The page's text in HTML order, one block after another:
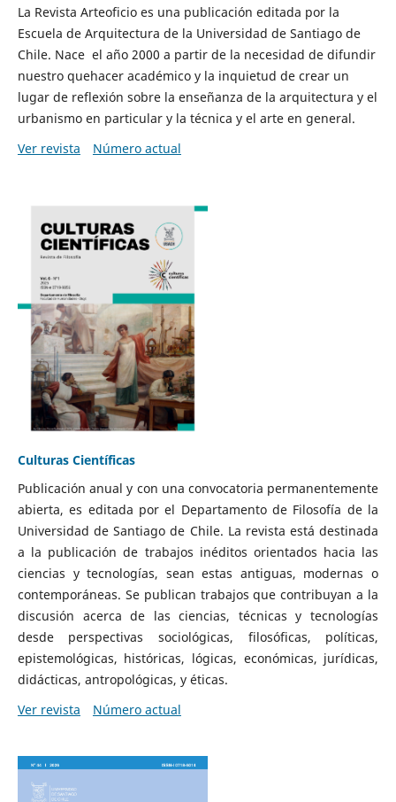
La Revista Arteoficio es una publicación editada por la
Escuela de Arquitectura de la Universidad de Santiago de
Chile. Nace el año 2000 a partir de la necesidad de difundir
nuestro quehacer académico y la inquietud de crear un
lugar de reflexión sobre la enseñanza de la arquitectura y el
urbanismo en particular y la técnica y el arte en general.
Ver revista
Número actual
Culturas Científicas
Publicación anual y con una convocatoria permanentemente
abierta, es editada por el Departamento de Filosofía de la
Universidad de Santiago de Chile. La revista está destinada
a la publicación de trabajos inéditos orientados hacia las
ciencias y tecnologías, sean estas antiguas, modernas o
contemporáneas. Se publican trabajos que contribuyan a la
discusión acerca de las ciencias, técnicas y tecnologías
desde perspectivas sociológicas, filosóficas, políticas,
epistemológicas, históricas, lógicas, económicas, jurídicas,
didácticas, antropológicas, y éticas.
Ver revista
Número actual